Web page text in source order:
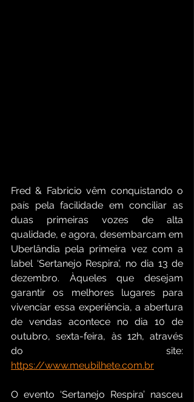
Fred & Fabricio vêm conquistando o
país pela facilidade em conciliar as
duas primeiras vozes de alta
qualidade, e agora, desembarcam em
Uberlândia pela primeira vez com a
label ‘Sertanejo Respira’, no dia 13 de
dezembro. Àqueles que desejam
garantir os melhores lugares para
vivenciar essa experiência, a abertura
de vendas acontece no dia 10 de
outubro, sexta-feira, às 12h, através
https://www.meubilhete.com.br
O evento ‘Sertanejo Respira’ nasceu